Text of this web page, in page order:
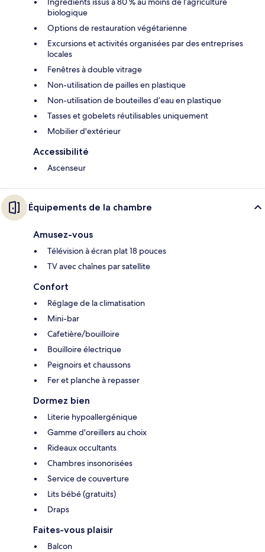
biologique
Options de restauration végétarienne
Excursions et activités organisées par des entreprises
locales
Fenêtres à double vitrage
Non-utilisation de pailles en plastique
Non-utilisation de bouteilles d’eau en plastique
Tasses et gobelets réutilisables uniquement
Mobilier d'extérieur
Accessibilité
Ascenseur
Équipements de la chambre
Amusez-vous
Télévision à écran plat 18 pouces
TV avec chaînes par satellite
Confort
Réglage de la climatisation
Mini-bar
Cafetière/bouilloire
Bouilloire électrique
Peignoirs et chaussons
Fer et planche à repasser
Dormez bien
Literie hypoallergénique
Gamme d'oreillers au choix
Rideaux occultants
Chambres insonorisées
Service de couverture
Lits bébé (gratuits)
Draps
Faites-vous plaisir
Balcon